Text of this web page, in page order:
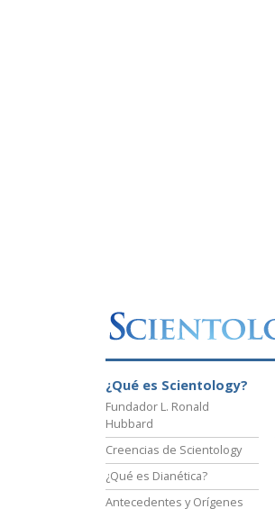
¿Qué es Scientology?
Fundador L. Ronald
Hubbard
Creencias de Scientology
¿Qué es Dianética?
Antecedentes y Orígenes